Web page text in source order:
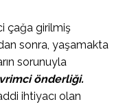
çağa girilmiş
sonra, yaşamakta
sorunuyla
önderliği.
ihtiyacı olan